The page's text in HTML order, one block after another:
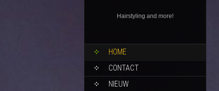
Hairstyling and more!
SKIP
CONTENT
HOME
CONTACT
NIEUW